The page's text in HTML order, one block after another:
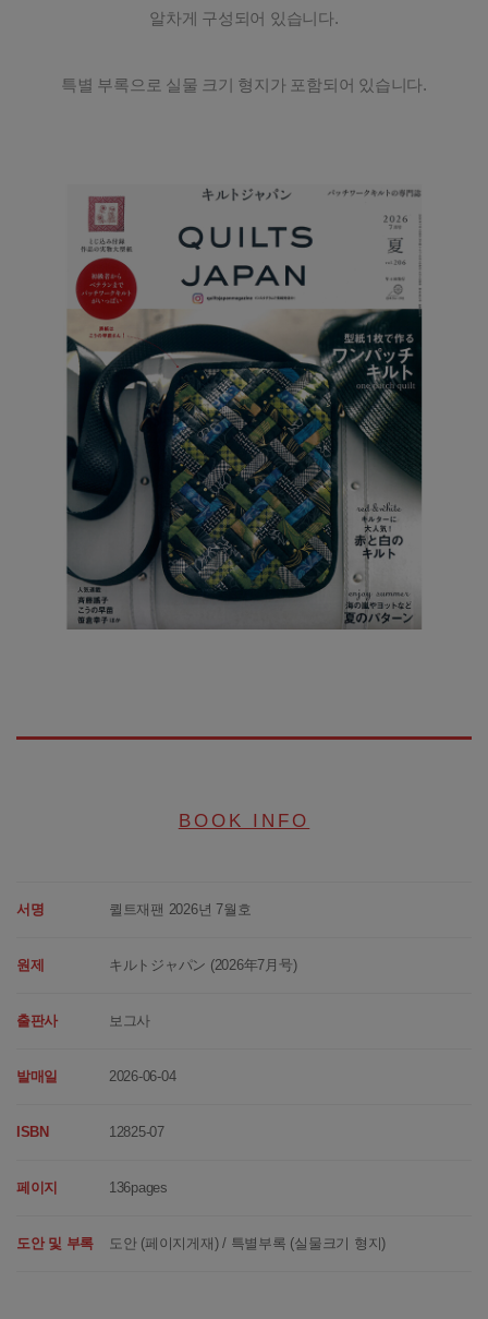
알차게 구성되어 있습니다.
특별 부록으로 실물 크기 형지가 포함되어 있습니다.
BOOK INFO
서명 퀼트재팬 2026년 7월호
원제 キルトジャパン (2026年7月号)
출판사 보그사
발매일 2026-06-04
ISBN 12825-07
페이지 136pages
도안 및 부록 도안 (페이지게재) / 특별부록 (실물크기 형지)